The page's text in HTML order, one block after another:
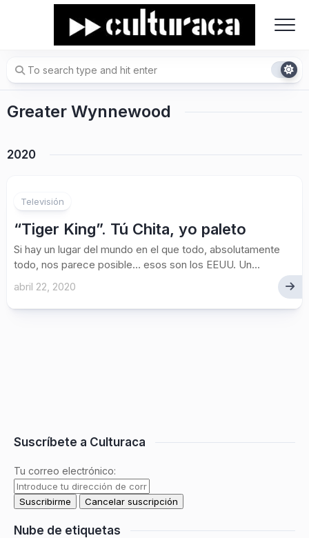
Greater Wynnewood
2020
Televisión
“Tiger King”. Tú Chita, yo paleto
Si hay un lugar del mundo en el que todo, absolutamente
todo, nos parece posible… esos son los EEUU. Un...
abril 22, 2020
Suscríbete a Culturaca
Tu correo electrónico:
Nube de etiquetas